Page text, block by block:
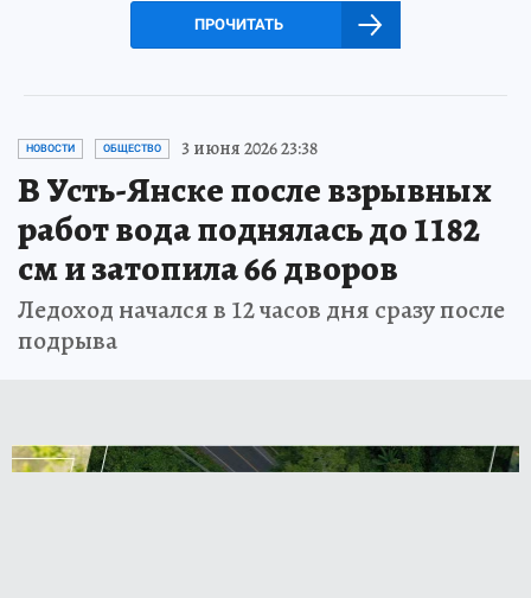
ПРОЧИТАТЬ
НОВОСТИ ОБЩЕСТВО 3 июня 2026 23:38
В Усть-Янске после взрывных
работ вода поднялась до 1182
см и затопила 66 дворов
Ледоход начался в 12 часов дня сразу после
подрыва